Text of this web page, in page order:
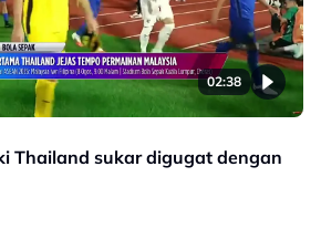
02:38
Thailand sukar digugat dengan